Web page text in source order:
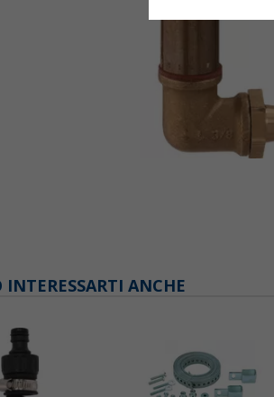
INTERESSARTI ANCHE